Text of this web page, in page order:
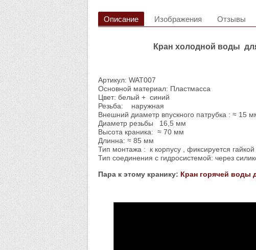
Описание Изображения Отзывы
Кран холодной воды
Артикул: WAT007
Основной материал: Пластмасса
Цвет: белый + синий
Резьба: наружная
Внешний диаметр впускного патрубка : ≈ 15
Диаметр резьбы 16,5 мм
Высота краника: ≈ 70 мм
Длинна: ≈ 85 мм
Тип монтажа : к корпусу , фиксируется гайкой
Тип соединения с гидросистемой: через
Пара к этому кранику: Кран горячей воды